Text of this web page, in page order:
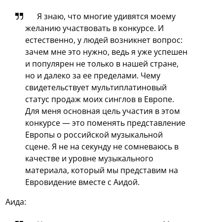
Я знаю, что многие удивятся моему
желанию участвовать в конкурсе. И
естественно, у людей возникнет вопрос:
зачем мне это нужно, ведь я уже успешен
и популярен не только в нашей стране,
но и далеко за ее пределами. Чему
свидетельствует мультиплатиновый
статус продаж моих синглов в Европе.
Для меня основная цель участия в этом
конкурсе — это поменять представление
Европы о российской музыкальной
сцене. Я не на секунду не сомневаюсь в
качестве и уровне музыкального
материала, который мы представим на
Евровидение вместе с Аидой.
Аида: